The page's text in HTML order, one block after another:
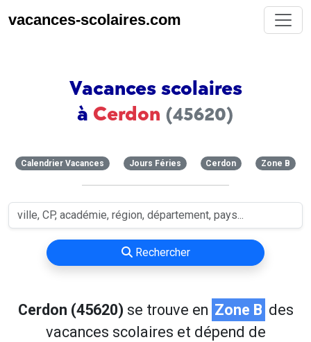
vacances-scolaires.com
Vacances scolaires
à Cerdon (45620)
Calendrier Vacances Jours Féries Cerdon Zone B
Rechercher
Cerdon (45620) se trouve en Zone B des
vacances scolaires et dépend de